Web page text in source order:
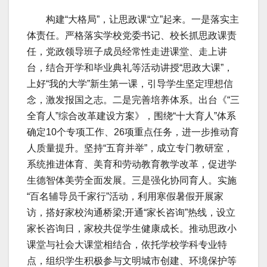
构建“大格局”，让思政课“立”起来。一是落实主
体责任。严格落实学校党委书记、校长抓思政课责
任，党政领导班子成员经常性走进课堂、走上讲
台，结合开学和毕业典礼等活动讲授“思政大课”，
上好“我的大学”新生第一课，引导学生坚定理想信
念，激发报国之志。二是完善培养体系。出台《“三
全育人”综合改革建设方案》，围绕“十大育人”体系
确定10个专项工作、26项重点任务，进一步推动育
人质量提升。坚持“五育并举”，成立专门教研室，
系统推进体育、美育和劳动教育教学改革，促进学
生德智体美劳全面发展。三是强化协同育人。实施
“百名辅导员千家行”活动，利用寒假暑假开展家
访，搭好家校沟通桥梁;开通“家长咨询”热线，设立
家长咨询日，家校共促学生健康成长。推动思政小
课堂与社会大课堂相结合，依托学校学科专业特
点，组织学生积极参与文明城市创建、环境保护等